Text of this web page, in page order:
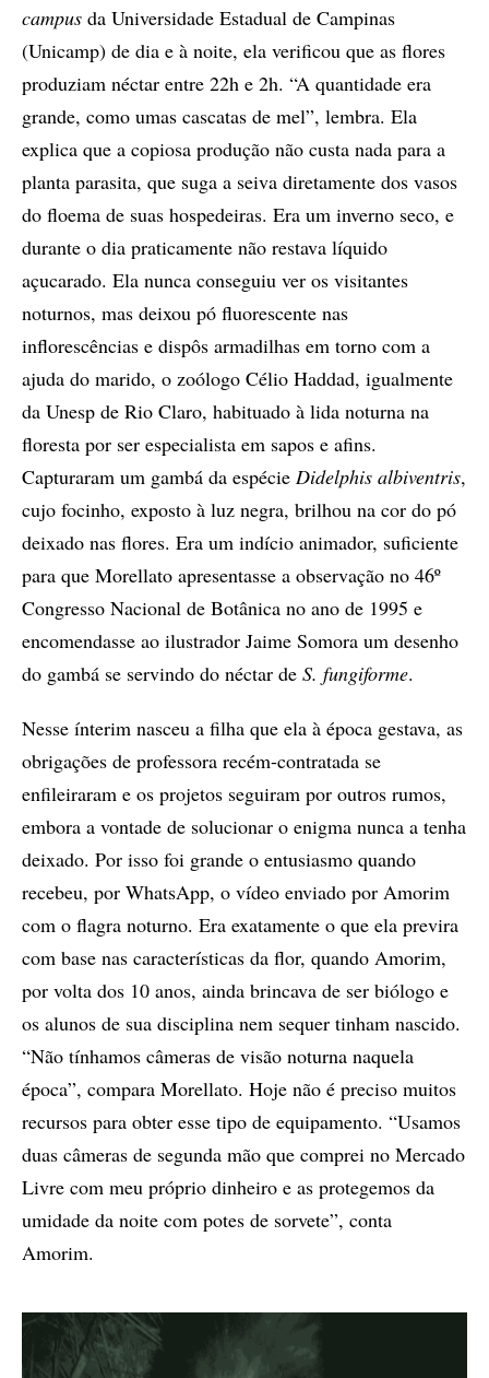
campus da Universidade Estadual de Campinas
(Unicamp) de dia e à noite, ela verificou que as flores
produziam néctar entre 22h e 2h. “A quantidade era
grande, como umas cascatas de mel”, lembra. Ela
explica que a copiosa produção não custa nada para a
planta parasita, que suga a seiva diretamente dos vasos
do floema de suas hospedeiras. Era um inverno seco, e
durante o dia praticamente não restava líquido
açucarado. Ela nunca conseguiu ver os visitantes
noturnos, mas deixou pó fluorescente nas
inflorescências e dispôs armadilhas em torno com a
ajuda do marido, o zoólogo Célio Haddad, igualmente
da Unesp de Rio Claro, habituado à lida noturna na
floresta por ser especialista em sapos e afins.
Capturaram um gambá da espécie Didelphis albiventris,
cujo focinho, exposto à luz negra, brilhou na cor do pó
deixado nas flores. Era um indício animador, suficiente
para que Morellato apresentasse a observação no 46º
Congresso Nacional de Botânica no ano de 1995 e
encomendasse ao ilustrador Jaime Somora um desenho
do gambá se servindo do néctar de S. fungiforme.
Nesse ínterim nasceu a filha que ela à época gestava, as
obrigações de professora recém-contratada se
enfileiraram e os projetos seguiram por outros rumos,
embora a vontade de solucionar o enigma nunca a tenha
deixado. Por isso foi grande o entusiasmo quando
recebeu, por WhatsApp, o vídeo enviado por Amorim
com o flagra noturno. Era exatamente o que ela previra
com base nas características da flor, quando Amorim,
por volta dos 10 anos, ainda brincava de ser biólogo e
os alunos de sua disciplina nem sequer tinham nascido.
“Não tínhamos câmeras de visão noturna naquela
época”, compara Morellato. Hoje não é preciso muitos
recursos para obter esse tipo de equipamento. “Usamos
duas câmeras de segunda mão que comprei no Mercado
Livre com meu próprio dinheiro e as protegemos da
umidade da noite com potes de sorvete”, conta
Amorim.